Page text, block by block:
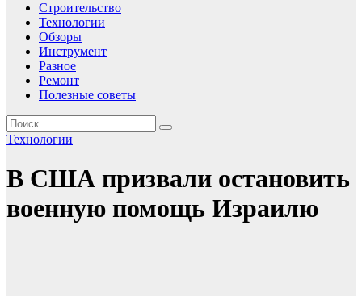
Строительство
Технологии
Обзоры
Инструмент
Разное
Ремонт
Полезные советы
Технологии
В США призвали остановить
военную помощь Израилю